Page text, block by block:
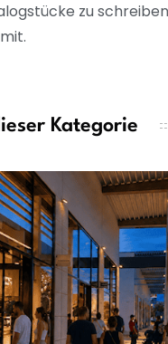
zu
Kategorie